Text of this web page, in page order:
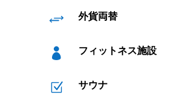
+ 外貨両替
 フィットネス施設
Z サウナ